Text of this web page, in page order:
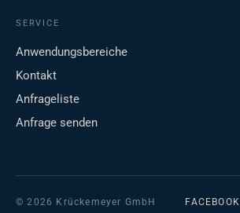
SERVICE
Anwendungsbereiche
Kontakt
Anfrageliste
Anfrage senden
© 2026 Krückemeyer GmbH FACEBOOK